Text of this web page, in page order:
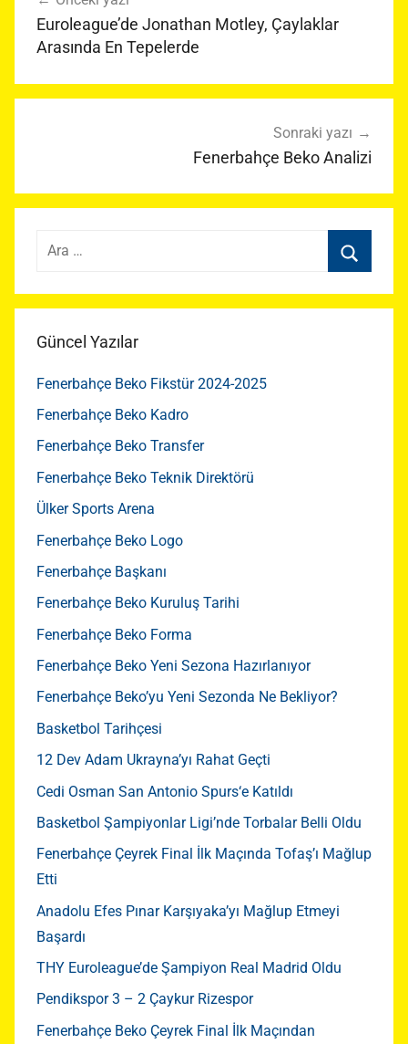
gezinmesi
Euroleague’de Jonathan Motley, Çaylaklar
Arasında En Tepelerde
Sonraki yazı
Fenerbahçe Beko Analizi
Arama:
Güncel Yazılar
Fenerbahçe Beko Fikstür 2024-2025
Fenerbahçe Beko Kadro
Fenerbahçe Beko Transfer
Fenerbahçe Beko Teknik Direktörü
Ülker Sports Arena
Fenerbahçe Beko Logo
Fenerbahçe Başkanı
Fenerbahçe Beko Kuruluş Tarihi
Fenerbahçe Beko Forma
Fenerbahçe Beko Yeni Sezona Hazırlanıyor
Fenerbahçe Beko’yu Yeni Sezonda Ne Bekliyor?
Basketbol Tarihçesi
12 Dev Adam Ukrayna’yı Rahat Geçti
Cedi Osman San Antonio Spurs‘e Katıldı
Basketbol Şampiyonlar Ligi’nde Torbalar Belli Oldu
Fenerbahçe Çeyrek Final İlk Maçında Tofaş’ı Mağlup
Etti
Anadolu Efes Pınar Karşıyaka’yı Mağlup Etmeyi
Başardı
THY Euroleague’de Şampiyon Real Madrid Oldu
Pendikspor 3 – 2 Çaykur Rizespor
Fenerbahçe Beko Çeyrek Final İlk Maçından